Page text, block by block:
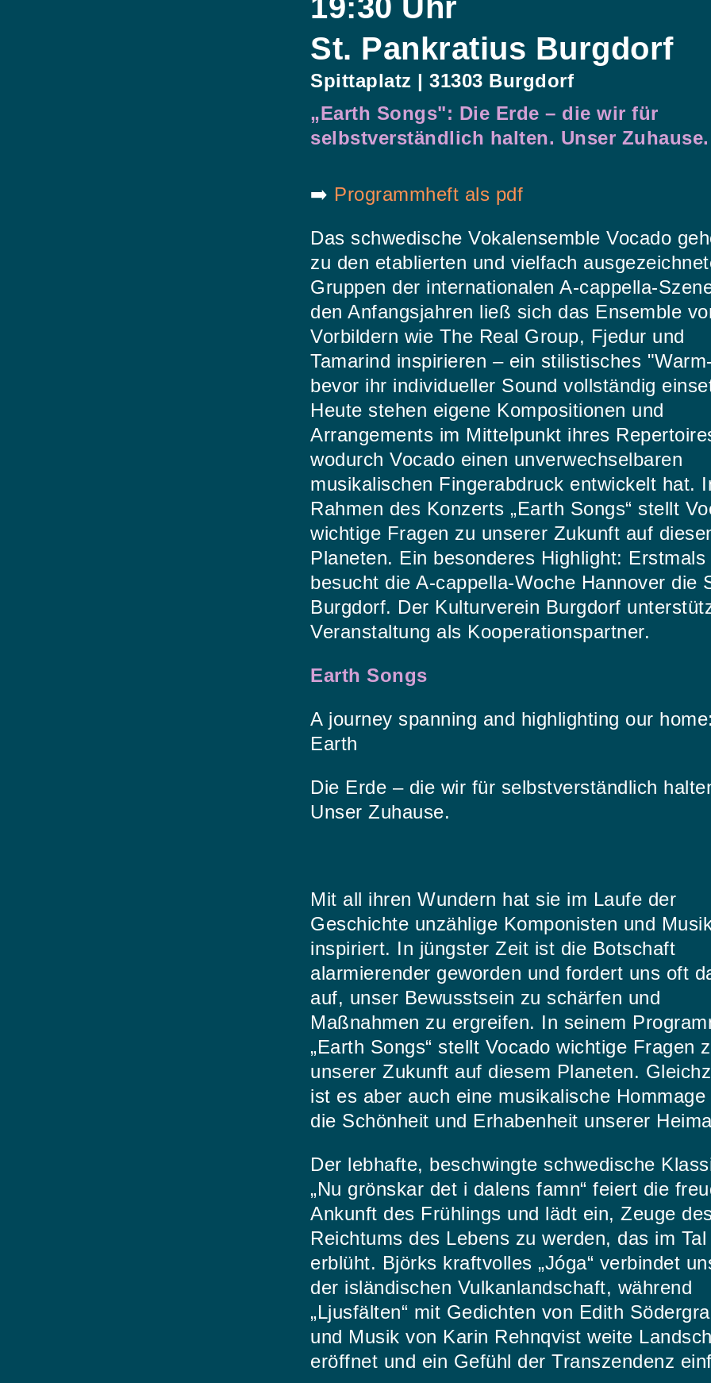
19:30 Uhr
St. Pankratius Burgdorf
Spittaplatz | 31303 Burgdorf
„Earth Songs": Die Erde – die wir für
selbstverständlich halten. Unser Zuhause.
➡️ Programmheft als pdf
Das schwedische Vokalensemble Vocado
zu den etablierten und vielfach
Gruppen der internationalen A-cappella-
den Anfangsjahren ließ sich das Ensemble
Vorbildern wie The Real Group, Fjedur und
Tamarind inspirieren – ein stilistisches
bevor ihr individueller Sound vollständig
Heute stehen eigene Kompositionen und
Arrangements im Mittelpunkt ihres
wodurch Vocado einen unverwechselbaren
musikalischen Fingerabdruck entwickelt hat.
Rahmen des Konzerts „Earth Songs“ stellt
wichtige Fragen zu unserer Zukunft auf
Planeten. Ein besonderes Highlight: Erstmals
besucht die A-cappella-Woche Hannover die
Burgdorf. Der Kulturverein Burgdorf
Veranstaltung als Kooperationspartner.
Earth Songs
A journey spanning and highlighting our home:
Earth
Die Erde – die wir für selbstverständlich
Unser Zuhause.
Mit all ihren Wundern hat sie im Laufe der
Geschichte unzählige Komponisten und
inspiriert. In jüngster Zeit ist die Botschaft
alarmierender geworden und fordert uns oft
auf, unser Bewusstsein zu schärfen und
Maßnahmen zu ergreifen. In seinem
„Earth Songs“ stellt Vocado wichtige Fragen
unserer Zukunft auf diesem Planeten.
ist es aber auch eine musikalische Hommage
die Schönheit und Erhabenheit unserer
Der lebhafte, beschwingte schwedische
„Nu grönskar det i dalens famn“ feiert die
Ankunft des Frühlings und lädt ein, Zeuge
Reichtums des Lebens zu werden, das im Tal
erblüht. Björks kraftvolles „Jóga“ verbindet
der isländischen Vulkanlandschaft, während
„Ljusfälten“ mit Gedichten von Edith
und Musik von Karin Rehnqvist weite
eröffnet und ein Gefühl der Transzendenz